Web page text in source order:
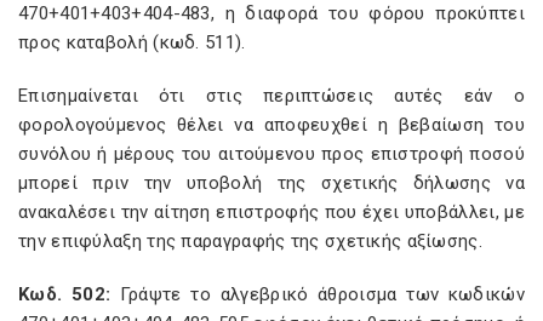
470+401+403+404-483, η διαφορά του φόρου προκύπτει
προς καταβολή (κωδ. 511).
Επισημαίνεται ότι στις περιπτώσεις αυτές εάν ο
φορολογούμενος θέλει να αποφευχθεί η βεβαίωση του
συνόλου ή μέρους του αιτούμενου προς επιστροφή ποσού
μπορεί πριν την υποβολή της σχετικής δήλωσης να
ανακαλέσει την αίτηση επιστροφής που έχει υποβάλλει, με
την επιφύλαξη της παραγραφής της σχετικής αξίωσης.
Κωδ. 502: Γράψτε το αλγεβρικό άθροισμα των κωδικών